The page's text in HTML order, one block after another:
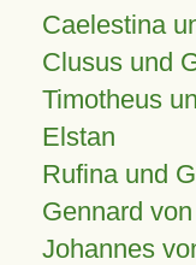
Caelestina
Clusus und
Timotheus
Elstan
Rufina und
Gennard
Johannes